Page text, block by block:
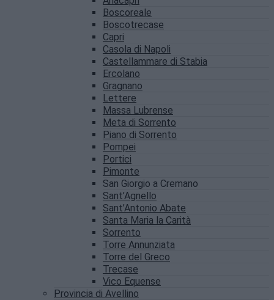
Boscoreale
Boscotrecase
Capri
Casola di Napoli
Castellammare di Stabia
Ercolano
Gragnano
Lettere
Massa Lubrense
Meta di Sorrento
Piano di Sorrento
Pompei
Portici
Pimonte
San Giorgio a Cremano
Sant’Agnello
Sant’Antonio Abate
Santa Maria la Carità
Sorrento
Torre Annunziata
Torre del Greco
Trecase
Vico Equense
Provincia di Avellino